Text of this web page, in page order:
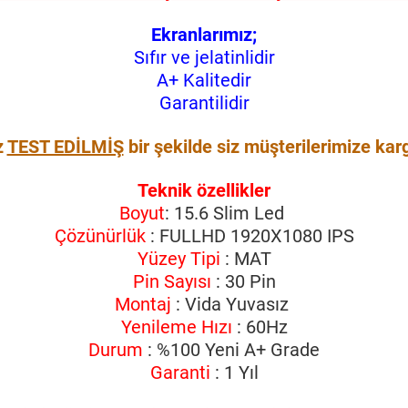
Ekranlarımız;
Sıfır ve jelatinlidir
A+ Kalitedir
Garantilidir
TEST EDİLMİŞbir şekilde siz müşterilerimize
Teknik özellikler
Boyut: 15.6 Slim Led
Çözünürlük: FULLHD 1920X1080 IPS
Yüzey Tipi : MAT
Pin Sayısı : 30 Pin
Montaj : Vida Yuvasız
Yenileme Hızı : 60Hz
Durum : %100 Yeni A+ Grade
Garanti : 1 Yıl